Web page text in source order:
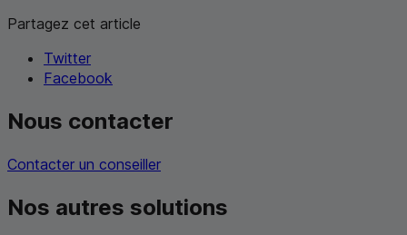
Partagez cet article
Twitter
Facebook
Nous contacter
Contacter un conseiller
Nos autres solutions